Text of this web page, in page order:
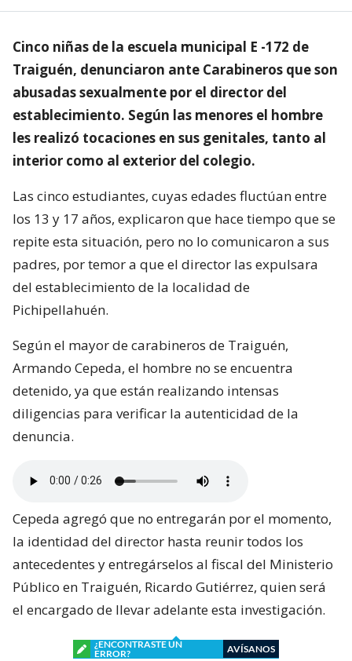
Cinco niñas de la escuela municipal E -172 de
Traiguén, denunciaron ante Carabineros que son
abusadas sexualmente por el director del
establecimiento. Según las menores el hombre
les realizó tocaciones en sus genitales, tanto al
interior como al exterior del colegio.
Las cinco estudiantes, cuyas edades fluctúan entre
los 13 y 17 años, explicaron que hace tiempo que se
repite esta situación, pero no lo comunicaron a sus
padres, por temor a que el director las expulsara
del establecimiento de la localidad de
Pichipellahuén.
Según el mayor de carabineros de Traiguén,
Armando Cepeda, el hombre no se encuentra
detenido, ya que están realizando intensas
diligencias para verificar la autenticidad de la
denuncia.
Cepeda agregó que no entregarán por el momento,
la identidad del director hasta reunir todos los
antecedentes y entregárselos al fiscal del Ministerio
Público en Traiguén, Ricardo Gutiérrez, quien será
el encargado de llevar adelante esta investigación.
¿ENCONTRASTE UN
ERROR?
AVÍSANOS